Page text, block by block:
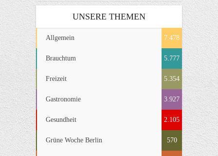
UNSERE THEMEN
Allgemein 7.478
Brauchtum 5.777
Freizeit 5.354
Gastronomie 3.927
Gesundheit 2.105
Grüne Woche Berlin 570